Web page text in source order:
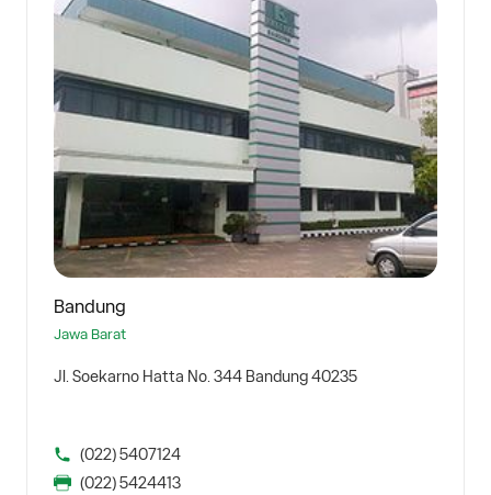
Bandung
Jawa Barat
Jl. Soekarno Hatta No. 344 Bandung 40235
(022) 5407124
(022) 5424413